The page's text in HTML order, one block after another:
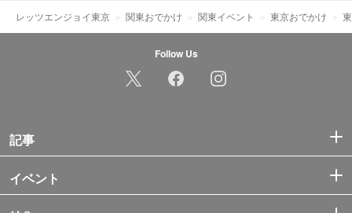
レッツエンジョイ東京 関東おでかけ 関東イベント 東京おでかけ
Follow Us
記事
イベント